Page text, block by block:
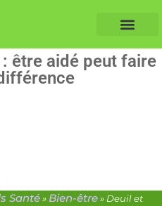
être aidé peut faire
Santé»Bien-être» Deuil et